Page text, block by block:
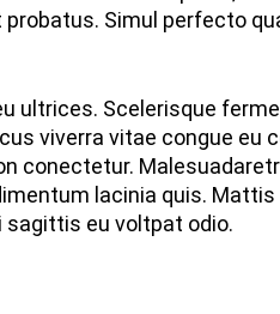
probatus. Simul perfecto
ultrices. Scelerisque
viverra vitae congue eu
conectetur.
lacinia quis. Mattis
sagittis eu voltpat odio.